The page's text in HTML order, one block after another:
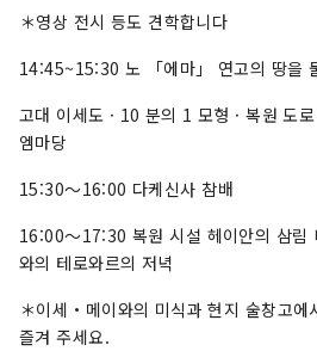
＊영상 전시 등도 견학합니다
14:45~15:30 노 「에마」 연고의 땅을
고대 이세도 · 10 분의 1 모형 · 복원 도
엠마당
15:30～16:00 다케신사 참배
16:00～17:30 복원 시설 헤이안의 삼림
와의 테로와르의 저녁
＊이세・메이와의 미식과 현지 술창고
즐겨 주세요.